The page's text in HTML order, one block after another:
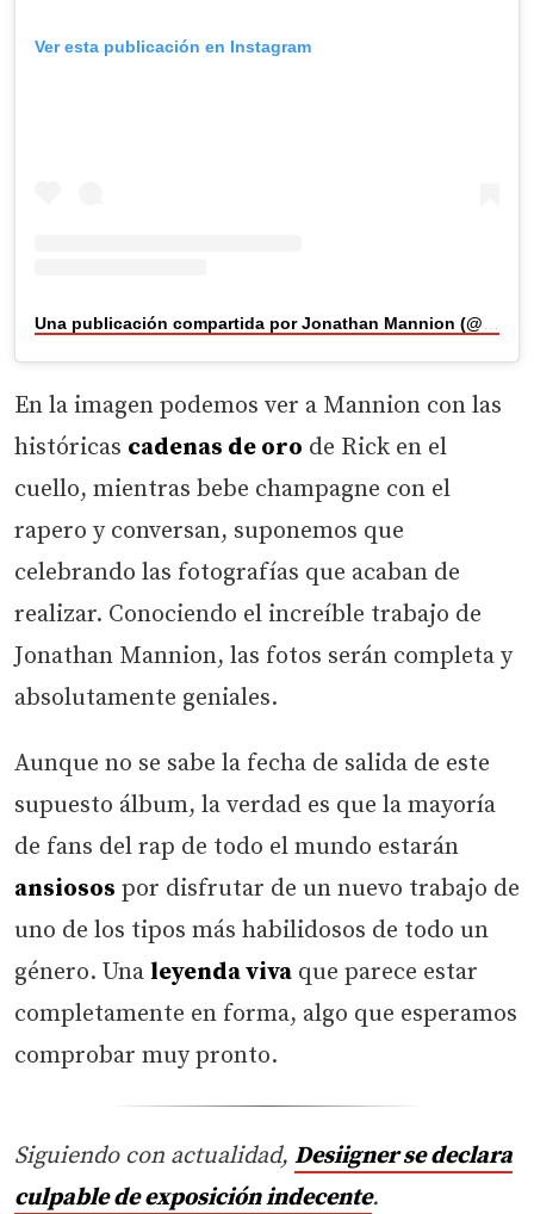
Ver esta publicación en Instagram
En la imagen podemos ver a Mannion con las
históricas cadenas de oro de Rick en el
cuello, mientras bebe champagne con el
rapero y conversan, suponemos que
celebrando las fotografías que acaban de
realizar. Conociendo el increíble trabajo de
Jonathan Mannion, las fotos serán completa y
absolutamente geniales.
Aunque no se sabe la fecha de salida de este
supuesto álbum, la verdad es que la mayoría
de fans del rap de todo el mundo estarán
ansiosos por disfrutar de un nuevo trabajo de
uno de los tipos más habilidosos de todo un
género. Una leyenda viva que parece estar
completamente en forma, algo que esperamos
comprobar muy pronto.
Siguiendo con actualidad, Desiigner se declara
culpable de exposición indecente.